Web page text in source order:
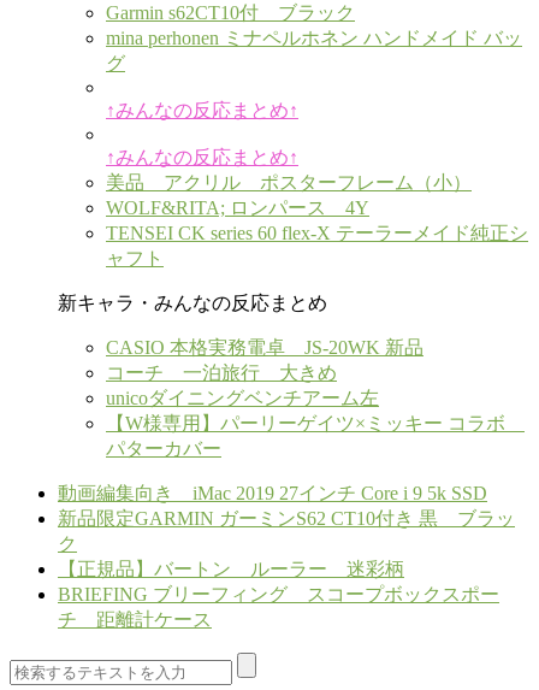
Garmin s62CT10付 ブラック
mina perhonen ミナペルホネン ハンドメイド バッ
グ
↑みんなの反応まとめ↑
↑みんなの反応まとめ↑
美品 アクリル ポスターフレーム（小）
WOLF&RITA; ロンパース 4Y
TENSEI CK series 60 flex-X テーラーメイド純正シ
ャフト
新キャラ・みんなの反応まとめ
CASIO 本格実務電卓 JS-20WK 新品
コーチ 一泊旅行 大きめ
unicoダイニングベンチアーム左
【W様専用】パーリーゲイツ×ミッキー コラボ
パターカバー
動画編集向き iMac 2019 27インチ Core i 9 5k SSD
新品限定GARMIN ガーミンS62 CT10付き 黒 ブラッ
ク
【正規品】バートン ルーラー 迷彩柄
BRIEFING ブリーフィング スコープボックスポー
チ 距離計ケース